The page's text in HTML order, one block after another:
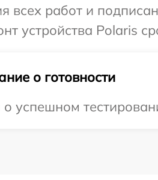
всех работ и
устройства Polaris
о готовности